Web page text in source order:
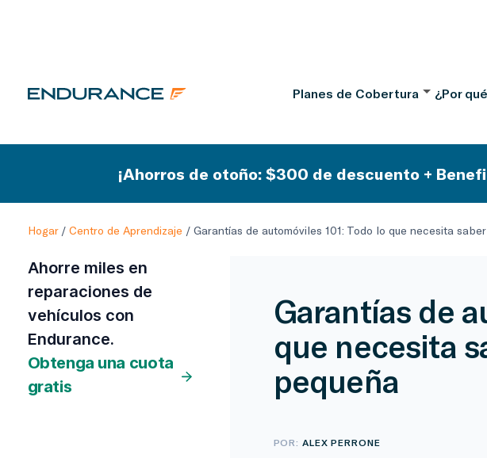
Planes de Cobertura ¿Por
¡Ahorros de otoño: $300 de descuento +
Hogar/ Centro de Aprendizaje / Garantías de automóviles 101: Todo lo que necesita
Ahorre miles en
reparaciones de
vehículos con
Endurance.
Obtenga una cuota
gratis
Garantías de
que necesita
pequeña
POR:ALEX PERRONE